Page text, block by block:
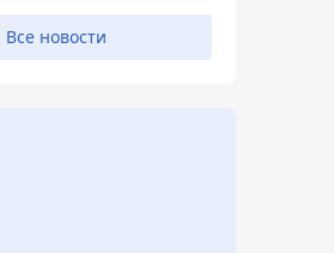
Все новости